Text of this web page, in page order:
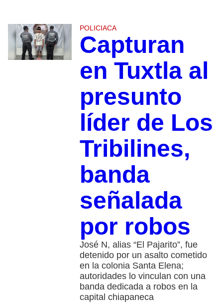
POLICIACA
Capturan
en Tuxtla al
presunto
líder de Los
Tribilines,
banda
señalada
por robos
José N, alias “El Pajarito”, fue
detenido por un asalto cometido
en la colonia Santa Elena;
autoridades lo vinculan con una
banda dedicada a robos en la
capital chiapaneca